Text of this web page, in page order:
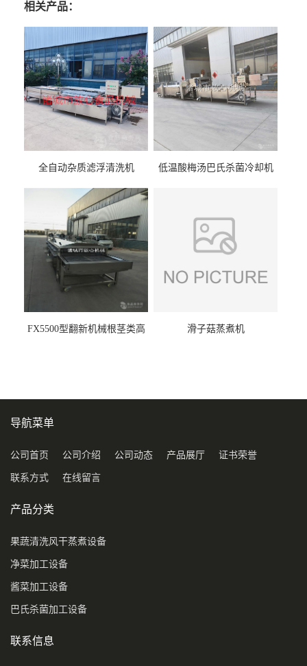
相关产品：
全自动杂质滤浮清洗机 低温酸梅汤巴氏杀菌冷却机
FX5500型翻新机械根茎类高
滑子菇蒸煮机
导航菜单
公司首页 公司介绍 公司动态 产品展厅 证书荣誉
联系方式 在线留言
产品分类
果蔬清洗风干蒸煮设备
净菜加工设备
酱菜加工设备
巴氏杀菌加工设备
联系信息